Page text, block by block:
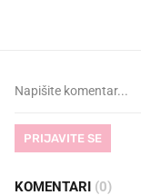
PRIJAVITE SE
KOMENTARI (0)